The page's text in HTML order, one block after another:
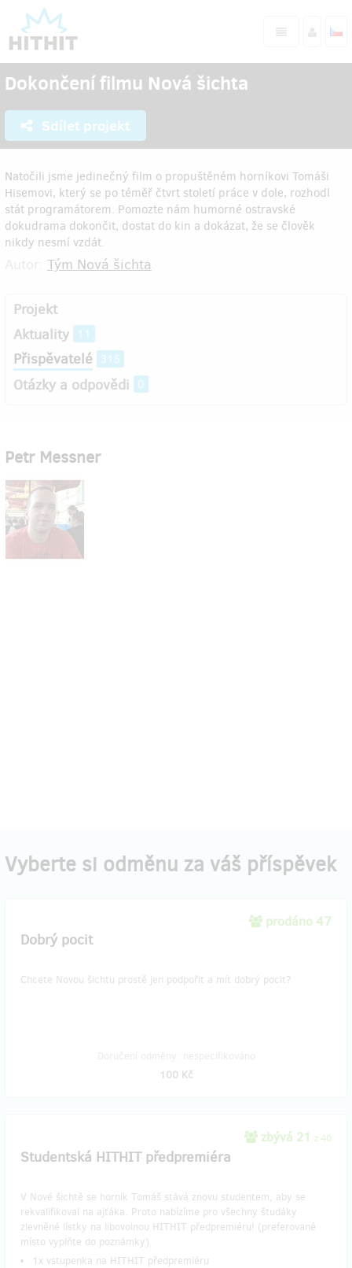
Dokončení filmu Nová šichta
Sdílet projekt
Natočili jsme jedinečný film o propuštěném horníkovi Tomáši
Hisemovi, který se po téměř čtvrt století práce v dole, rozhodl
stát programátorem. Pomozte nám humorné ostravské
dokudrama dokončit, dostat do kin a dokázat, že se člověk
nikdy nesmí vzdát.
Tým Nová šichta
Projekt
Aktuality
11
Přispěvatelé 315
Otázky a odpovědi 0
Petr Messner
Vyberte si odměnu za váš příspěvek
prodáno 47
Dobrý pocit
Chcete Novou šichtu prostě jen podpořit a mít dobrý pocit?
100 Kč
zbývá 21 z 40
Studentská HITHIT předpremiéra
V Nové šichtě se horník Tomáš stává znovu studentem, aby se
rekvalifikoval na ajťáka. Proto nabízíme pro všechny študáky
zlevněné lístky na libovolnou HITHIT předpremiéru! (preferované
místo vyplňte do poznámky)
1x vstupenka na HITHIT předpremiéru